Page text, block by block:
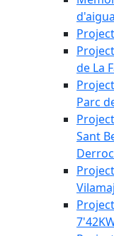
d'aigua
de La
Parc
Sant